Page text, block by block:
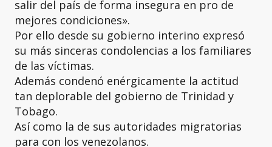
salir del país de forma insegura en pro de
mejores condiciones».
Por ello desde su gobierno interino expresó
su más sinceras condolencias a los familiares
de las víctimas.
Además condenó enérgicamente la actitud
tan deplorable del gobierno de Trinidad y
Tobago.
Así como la de sus autoridades migratorias
para con los venezolanos.